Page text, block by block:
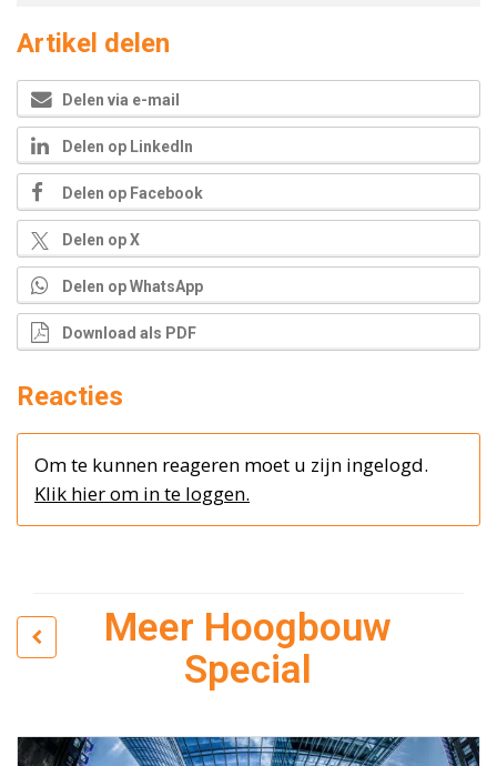
Artikel delen
Delen via e-mail
Delen op LinkedIn
Delen op Facebook
Delen op X
Delen op WhatsApp
Download als PDF
Reacties
Om te kunnen reageren moet u zijn ingelogd.
Klik hier om in te loggen.
Meer Hoogbouw
Special